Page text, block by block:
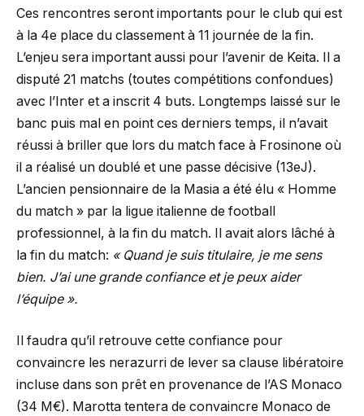
Ces rencontres seront importants pour le club qui est
à la 4e place du classement à 11 journée de la fin.
L’enjeu sera important aussi pour l’avenir de Keita. Il a
disputé 21 matchs (toutes compétitions confondues)
avec l’Inter et a inscrit 4 buts. Longtemps laissé sur le
banc puis mal en point ces derniers temps, il n’avait
réussi à briller que lors du match face à Frosinone où
il a réalisé un doublé et une passe décisive (13eJ).
L’ancien pensionnaire de la Masia a été élu « Homme
du match » par la ligue italienne de football
professionnel, à la fin du match. Il avait alors lâché à
la fin du match: « Quand je suis titulaire, je me sens
bien. J’ai une grande confiance et je peux aider
l’équipe ».
Il faudra qu’il retrouve cette confiance pour
convaincre les nerazurri de lever sa clause libératoire
incluse dans son prêt en provenance de l’AS Monaco
(34 M€). Marotta tentera de convaincre Monaco de